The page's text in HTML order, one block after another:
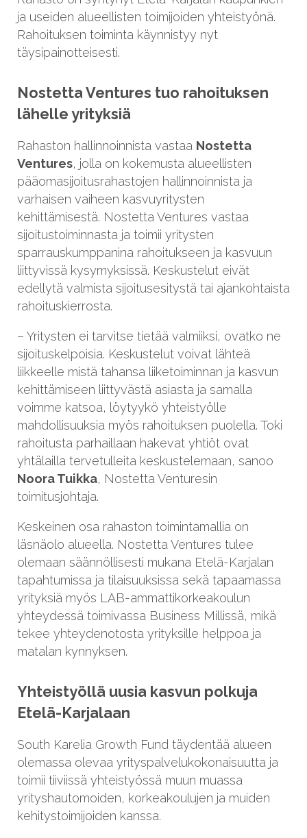
ja useiden alueellisten toimijoiden yhteistyönä.
Rahoituksen toiminta käynnistyy nyt
täysipainotteisesti.
Nostetta Ventures tuo rahoituksen
lähelle yrityksiä
Rahaston hallinnoinnista vastaa Nostetta
Ventures, jolla on kokemusta alueellisten
pääomasijoitusrahastojen hallinnoinnista ja
varhaisen vaiheen kasvuyritysten
kehittämisestä. Nostetta Ventures vastaa
sijoitustoiminnasta ja toimii yritysten
sparrauskumppanina rahoitukseen ja kasvuun
liittyvissä kysymyksissä. Keskustelut eivät
edellytä valmista sijoitusesitystä tai ajankohtaista
rahoituskierrosta.
– Yritysten ei tarvitse tietää valmiiksi, ovatko ne
sijoituskelpoisia. Keskustelut voivat lähteä
liikkeelle mistä tahansa liiketoiminnan ja kasvun
kehittämiseen liittyvästä asiasta ja samalla
voimme katsoa, löytyykö yhteistyölle
mahdollisuuksia myös rahoituksen puolella. Toki
rahoitusta parhaillaan hakevat yhtiöt ovat
yhtälailla tervetulleita keskustelemaan, sanoo
Noora Tuikka, Nostetta Venturesin
toimitusjohtaja.
Keskeinen osa rahaston toimintamallia on
läsnäolo alueella. Nostetta Ventures tulee
olemaan säännöllisesti mukana Etelä-Karjalan
tapahtumissa ja tilaisuuksissa sekä tapaamassa
yrityksiä myös LAB-ammattikorkeakoulun
yhteydessä toimivassa Business Millissä, mikä
tekee yhteydenotosta yrityksille helppoa ja
matalan kynnyksen.
Yhteistyöllä uusia kasvun polkuja
Etelä-Karjalaan
South Karelia Growth Fund täydentää alueen
olemassa olevaa yrityspalvelukokonaisuutta ja
toimii tiiviissä yhteistyössä muun muassa
yrityshautomoiden, korkeakoulujen ja muiden
kehitystoimijoiden kanssa.